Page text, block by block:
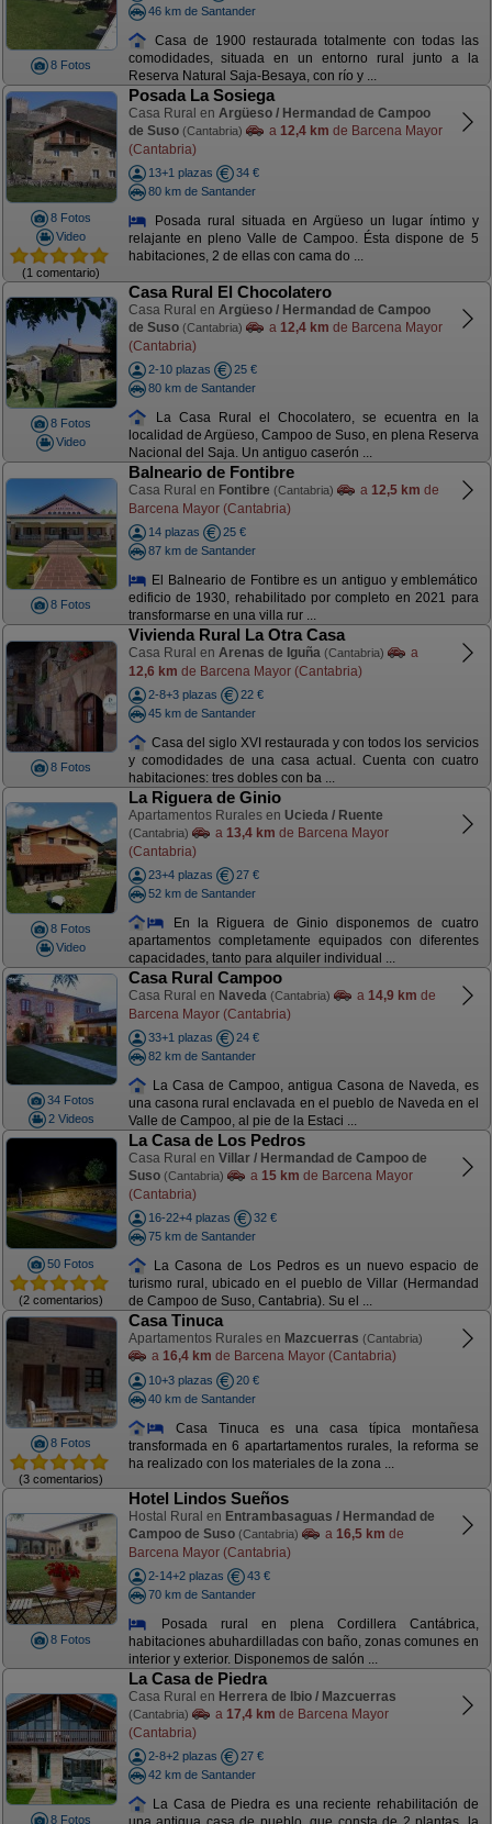
8 Fotos
46 km de Santander
Casa de 1900 restaurada totalmente con todas las
comodidades, situada en un entorno rural junto a la
Reserva Natural Saja-Besaya, con río y ...
8 Fotos
Video
(1 comentario)
Posada La Sosiega
Casa Rural en Argüeso / Hermandad de Campoo
de Suso (Cantabria) a 12,4 km de Barcena Mayor
(Cantabria)
13+1 plazas
34 €
80 km de Santander
Posada rural situada en Argüeso un lugar íntimo y
relajante en pleno Valle de Campoo. Ésta dispone de 5
habitaciones, 2 de ellas con cama do ...
8 Fotos
Video
Casa Rural El Chocolatero
Casa Rural en Argüeso / Hermandad de Campoo
de Suso (Cantabria) a 12,4 km de Barcena Mayor
(Cantabria)
2-10 plazas
25 €
80 km de Santander
La Casa Rural el Chocolatero, se ecuentra en la
localidad de Argüeso, Campoo de Suso, en plena Reserva
Nacional del Saja. Un antiguo caserón ...
8 Fotos
Balneario de Fontibre
Casa Rural en Fontibre (Cantabria) a 12,5 km de
Barcena Mayor (Cantabria)
14 plazas
25 €
87 km de Santander
El Balneario de Fontibre es un antiguo y emblemático
edificio de 1930, rehabilitado por completo en 2021 para
transformarse en una villa rur ...
8 Fotos
Vivienda Rural La Otra Casa
Casa Rural en Arenas de Iguña (Cantabria)
a
12,6 km de Barcena Mayor (Cantabria)
2-8+3 plazas
22 €
45 km de Santander
Casa del siglo XVI restaurada y con todos los servicios
y comodidades de una casa actual. Cuenta con cuatro
habitaciones: tres dobles con ba ...
8 Fotos
Video
La Riguera de Ginio
Apartamentos Rurales en Ucieda / Ruente
(Cantabria) a 13,4 km de Barcena Mayor
(Cantabria)
23+4 plazas
27 €
52 km de Santander
En la Riguera de Ginio disponemos de cuatro
apartamentos completamente equipados con diferentes
capacidades, tanto para alquiler individual ...
34 Fotos
2 Videos
Casa Rural Campoo
Casa Rural en Naveda (Cantabria) a 14,9 km de
Barcena Mayor (Cantabria)
33+1 plazas
24 €
82 km de Santander
La Casa de Campoo, antigua Casona de Naveda, es
una casona rural enclavada en el pueblo de Naveda en el
Valle de Campoo, al pie de la Estaci ...
50 Fotos
(2 comentarios)
La Casa de Los Pedros
Casa Rural en Villar / Hermandad de Campoo de
Suso (Cantabria) a 15 km de Barcena Mayor
(Cantabria)
16-22+4 plazas
32 €
75 km de Santander
La Casona de Los Pedros es un nuevo espacio de
turismo rural, ubicado en el pueblo de Villar (Hermandad
de Campoo de Suso, Cantabria). Su el ...
8 Fotos
(3 comentarios)
Casa Tinuca
Apartamentos Rurales en Mazcuerras (Cantabria)
a 16,4 km de Barcena Mayor (Cantabria)
10+3 plazas
20 €
40 km de Santander
Casa Tinuca es una casa típica montañesa
transformada en 6 apartartamentos rurales, la reforma se
ha realizado con los materiales de la zona ...
8 Fotos
Hotel Lindos Sueños
Hostal Rural en Entrambasaguas / Hermandad de
Campoo de Suso (Cantabria) a 16,5 km de
Barcena Mayor (Cantabria)
2-14+2 plazas
43 €
70 km de Santander
Posada rural en plena Cordillera Cantábrica,
habitaciones abuhardilladas con baño, zonas comunes en
interior y exterior. Disponemos de salón ...
8 Fotos
La Casa de Piedra
Casa Rural en Herrera de Ibio / Mazcuerras
(Cantabria) a 17,4 km de Barcena Mayor
(Cantabria)
2-8+2 plazas
27 €
42 km de Santander
La Casa de Piedra es una reciente rehabilitación de